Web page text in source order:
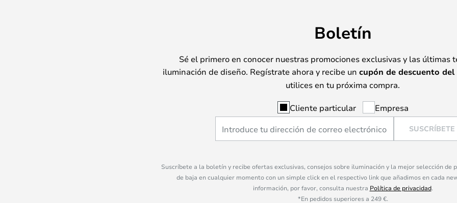
Boletín
Sé el primero en conocer nuestras promociones exclusivas y las últimas
iluminación de diseño. Regístrate ahora y recibe un cupón de descuento del
utilices en tu próxima compra.
Cliente particular Empresa
SUSCRÍBETE
Suscríbete a la boletín y recibe ofertas exclusivas, consejos sobre iluminación y la mejor selección de
de baja en cualquier momento con un simple click en el respectivo link que añadimos en cada
información, por favor, consulta nuestra Política de privacidad.
*En pedidos superiores a 249 €.